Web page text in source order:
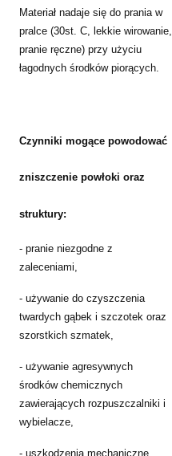
Materiał nadaje się do prania w
pralce (30st. C, lekkie wirowanie,
pranie ręczne) przy użyciu
łagodnych środków piorących.
Czynniki mogące powodować
zniszczenie powłoki oraz
struktury:
- pranie niezgodne z
zaleceniami,
- używanie do czyszczenia
twardych gąbek i szczotek oraz
szorstkich szmatek,
- używanie agresywnych
środków chemicznych
zawierających rozpuszczalniki i
wybielacze,
- uszkodzenia mechaniczne.